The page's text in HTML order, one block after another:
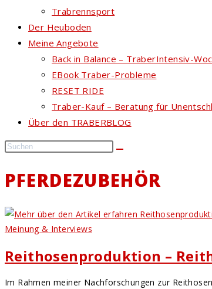
Trabrennsport
Der Heuboden
Meine Angebote
Back in Balance – TraberIntensiv-
EBook Traber-Probleme
RESET RIDE
Traber-Kauf – Beratung für
Über den TRABERBLOG
PFERDEZUBEHÖR
Meinung & Interviews
Reithosenproduktion –
Im Rahmen meiner Nachforschungen zur